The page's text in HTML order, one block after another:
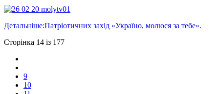
Детальніше:Патріотичних захід «Україно, молюся за тебе».
Сторінка 14 із 177
9
10